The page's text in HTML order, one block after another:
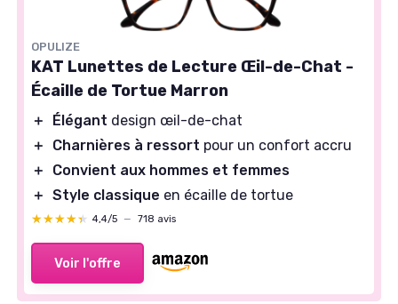
OPULIZE
KAT Lunettes de Lecture Œil-de-Chat -
Écaille de Tortue Marron
＋ Élégant design œil-de-chat
＋
Charnières à ressort pour un confort accru
＋
Convient aux hommes et femmes
＋ Style classique en écaille de tortue
★★★★★
★★★★★ 4,4/5 — 718 avis
Voir l'offre